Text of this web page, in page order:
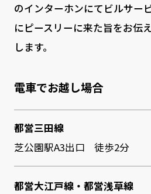
のインターホンにてビルサー
にピースリーに来た旨をお伝
します。
電車でお越し場合
都営三田線
芝公園駅A3出口
徒歩2分
都営大江戸線・都営浅草線